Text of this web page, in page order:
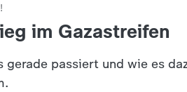
im Gazastreifen
gerade passiert und wie es